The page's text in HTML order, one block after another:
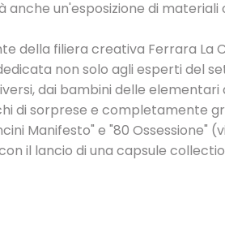
un'esposizione di materiali
della filiera creativa Ferrara
non solo agli esperti del
dai bambini delle elementari
di sorprese e completamente
Manifesto" e "80 Ossessione"
il lancio di una capsule